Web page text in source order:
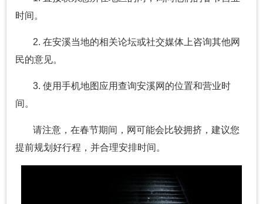
时间。
2. 在安溪当地的相关论坛或社交媒体上咨询其他网
民的意见。
3. 使用手机地图应用查询安溪网的位置和营业时
间。
请注意，在春节期间，网可能会比较拥挤，建议您
提前规划好行程，并合理安排时间。